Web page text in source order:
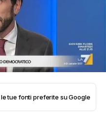
tue fonti preferite su Google